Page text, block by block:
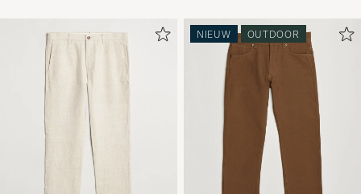
NIEUW OUTDOOR